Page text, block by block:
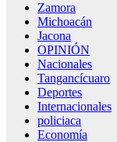
Zamora
Michoacán
Jacona
OPINIÓN
Nacionales
Tangancícuaro
Deportes
Internacionales
policiaca
Economía